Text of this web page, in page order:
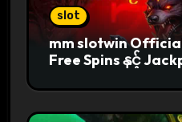
i
n
slot
mm slotwin
Free Spins နှင့်